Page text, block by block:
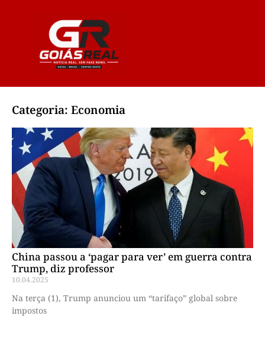
Categoria: Economia
China passou a ‘pagar para ver’ em guerra contra
Trump, diz professor
10.04.2025
Na terça (1), Trump anunciou um “tarifaço” global sobre
impostos